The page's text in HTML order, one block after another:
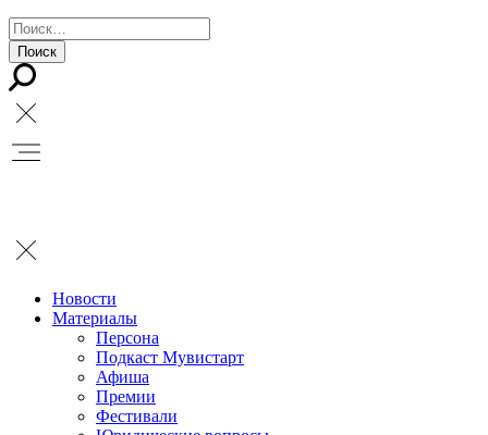
Новости
Материалы
Персона
Подкаст Мувистарт
Афиша
Премии
Фестивали